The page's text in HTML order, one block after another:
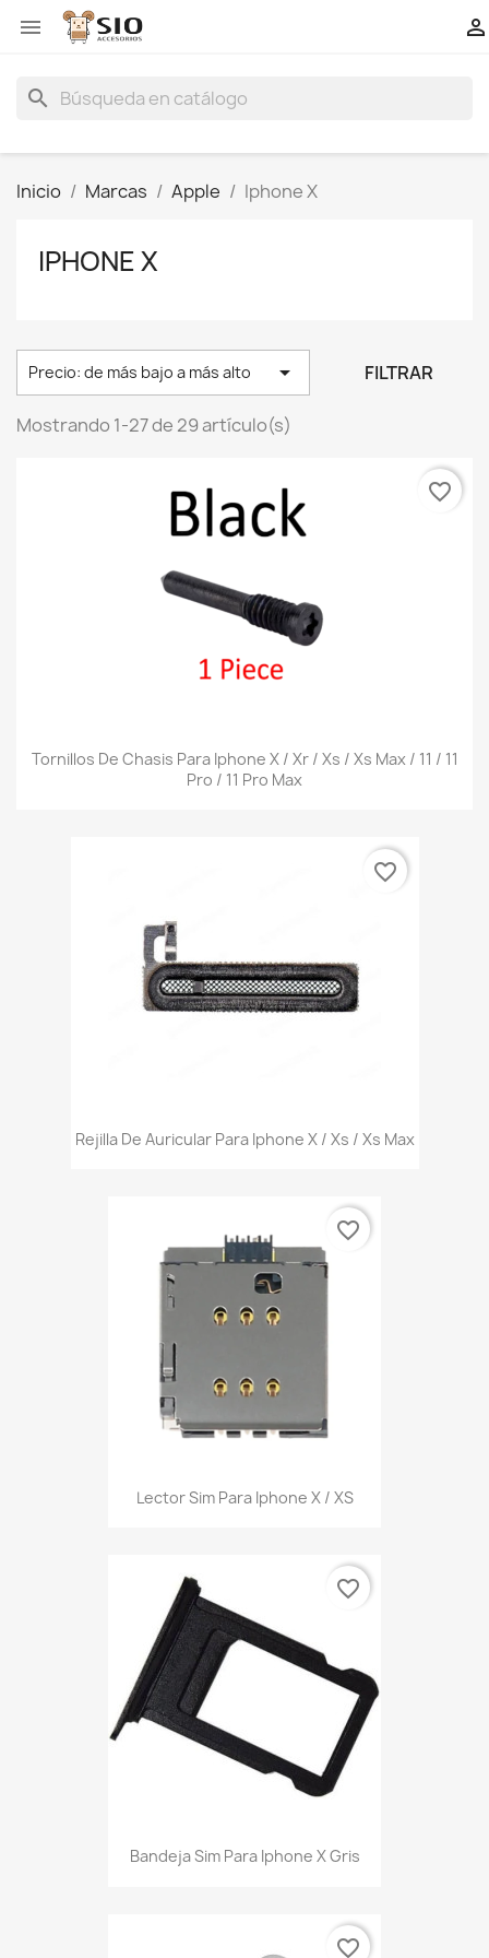
 
search
Inicio Marcas Apple Iphone X
IPHONE X
Precio: de más bajo a más alto  FILTRAR
Mostrando 1-27 de 29 artículo(s)
Tornillos De Chasis Para Iphone X / Xr / Xs / Xs Max / 11 / 11
Pro / 11 Pro Max
favorite_border
Rejilla De Auricular Para Iphone X / Xs / Xs Max
favorite_border
Lector Sim Para Iphone X / XS
favorite_border
Bandeja Sim Para Iphone X Gris
favorite_border
favorite_border